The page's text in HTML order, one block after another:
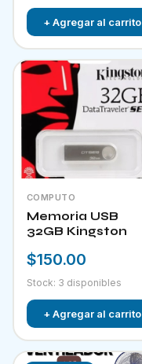
+ Agregar al carrito
COMPUTO
Memoria USB
32GB Kingston
$150.00
Stock: 3 disponibles
+ Agregar al carrito